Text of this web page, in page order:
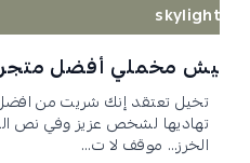
مخملي أفضل متجر
تخيل تعتقد إنك شريت من افضل
تهاديها لشخص عزيز وفي نص
الخرز… موقف لا ت...